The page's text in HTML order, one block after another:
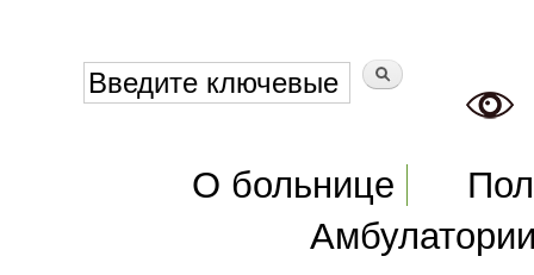
Форма поиска
Поиск
Главное меню
О больнице